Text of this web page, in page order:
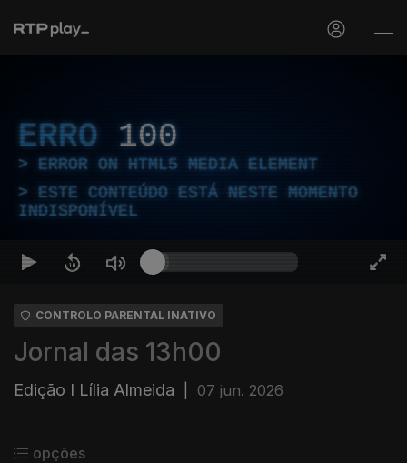
ERRO 100
ERROR ON HTML5 MEDIA ELEMENT
ESTE CONTEÚDO ESTÁ NESTE MOMENTO
INDISPONÍVEL
CONTROLO PARENTAL INATIVO
Jornal das 13h00
Edição I Lília Almeida 07 jun. 2026
opções